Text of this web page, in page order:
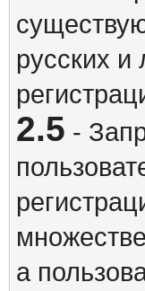
русских и
2.5 -
а